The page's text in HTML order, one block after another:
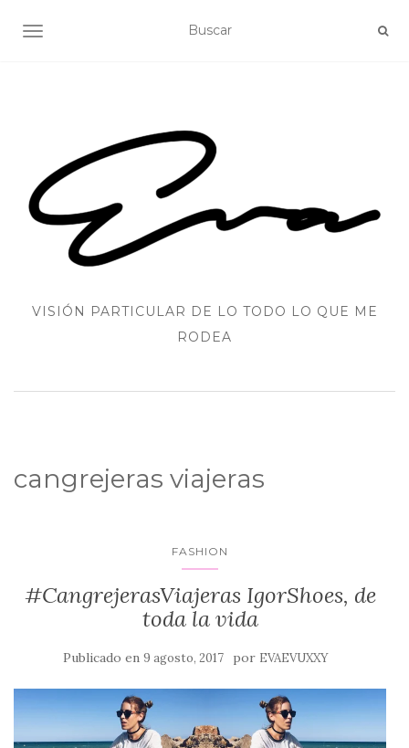
ALTERNAR NAVEGACIÓN
VISIÓN PARTICULAR DE LO TODO LO QUE ME
RODEA
cangrejeras viajeras
FASHION
#CangrejerasViajeras IgorShoes, de
toda la vida
Publicado en 9 agosto, 2017 por EVAEVUXXY